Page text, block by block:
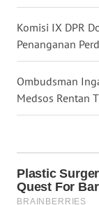
Komisi IX DPR
Penanganan
Ombudsman
Medsos Rentan
WN
MALUKU
WN
MALUT
WN
DANAU
TOBA